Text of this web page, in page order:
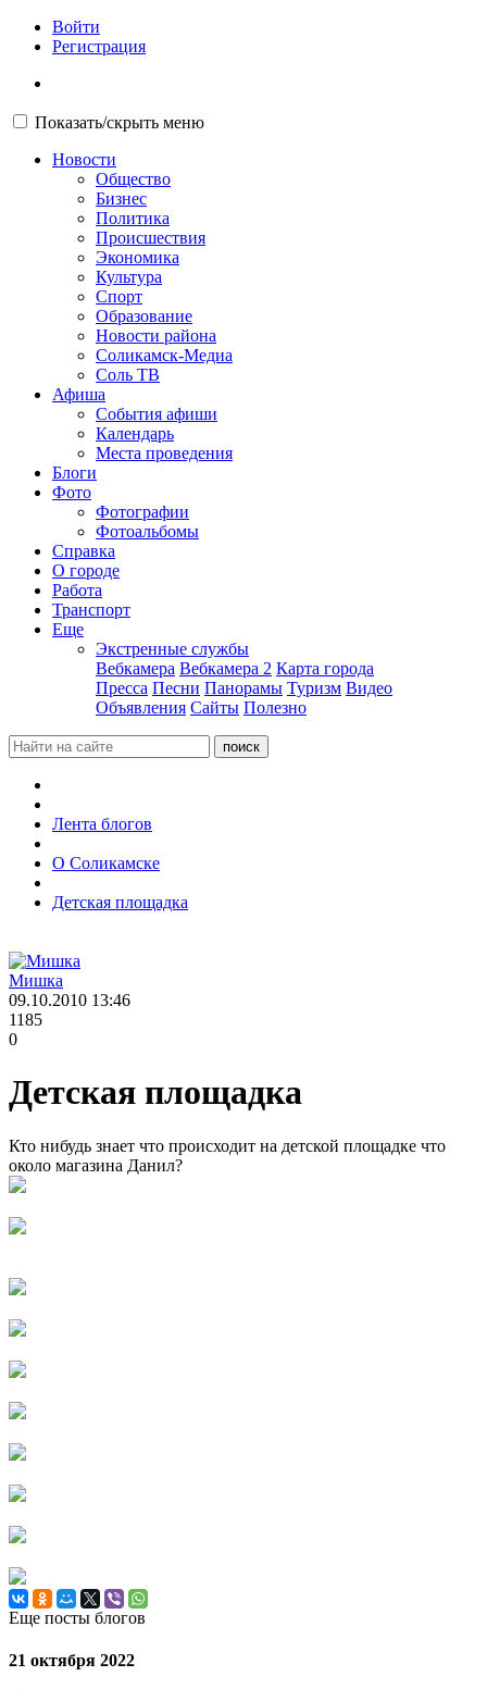
Войти
Регистрация
Показать/скрыть меню
Новости
Общество
Бизнес
Политика
Происшествия
Экономика
Культура
Спорт
Образование
Новости района
Соликамск-Медиа
Соль ТВ
Афиша
События афиши
Календарь
Места проведения
Блоги
Фото
Фотографии
Фотоальбомы
Справка
О городе
Работа
Транспорт
Еще
Экстренные службы
Вебкамера Вебкамера 2 Карта города
Пресса Песни Панорамы Туризм Видео
Объявления Сайты Полезно
Лента блогов
О Соликамске
Детская площадка
Мишка
09.10.2010 13:46
1185
0
Детская площадка
Кто нибудь знает что происходит на детской площадке что
около магазина Данил?
Еще посты блогов
21 октября 2022